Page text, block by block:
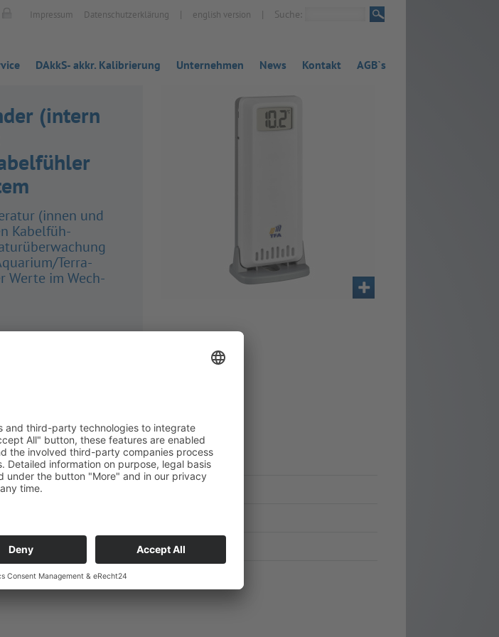
Impressum Datenschutzerklärung | english version | Suche:
DAkkS- akkr. Kalibrierung Unternehmen News Kontakt AGB`s
(intern
(innen und
Kabel­füh­
​Ter­ra­
Werte im Wech­